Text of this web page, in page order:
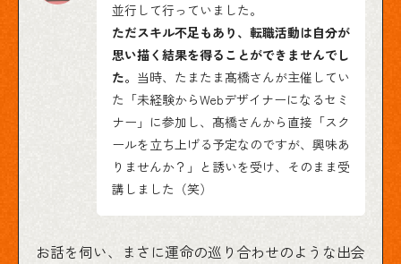
並行して行っていました。
ただスキル不足もあり、転職活動は自分が
思い描く結果を得ることができませんでし
た。 当時、たまたま髙橋さんが主催してい
た「未経験からWebデザイナーになるセミ
ナー」に参加し、髙橋さんから直接「スク
ールを立ち上げる予定なのですが、興味あ
りませんか？」と誘いを受け、そのまま受
講しました（笑）
お話を伺い、まさに運命の巡り合わせのような出会